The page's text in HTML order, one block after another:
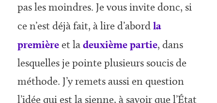
pas les moindres. Je vous invite donc, si
ce n’est déjà fait, à lire d’abordla
premièreet ladeuxième partie, dans
lesquelles je pointe plusieurs soucis de
méthode. J’y remets aussi en question
l’idée qui est la sienne, à savoir que l’État